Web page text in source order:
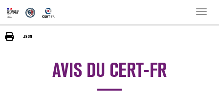
Toggle
AVIS DU CERT-FR